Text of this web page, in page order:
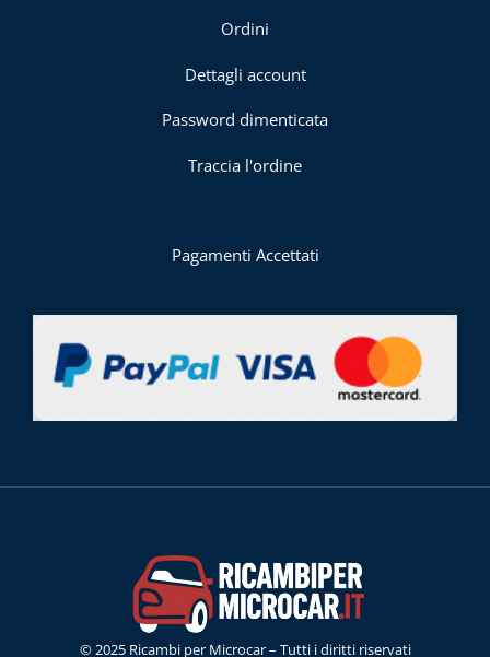
Ordini
Dettagli account
Password dimenticata
Traccia l'ordine
Pagamenti Accettati
© 2025 Ricambi per Microcar – Tutti i diritti riservati